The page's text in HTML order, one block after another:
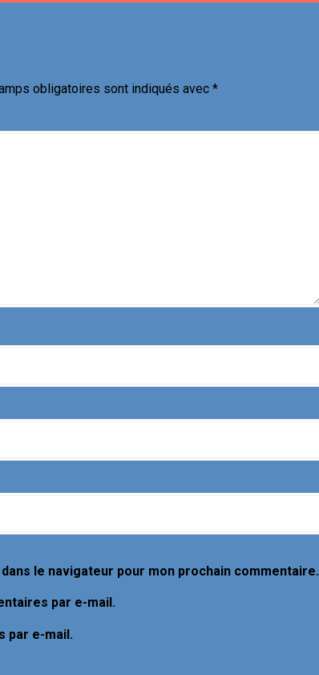
obligatoires sont indiqués avec *
le navigateur pour mon prochain commentaire.
par e-mail.
par e-mail.